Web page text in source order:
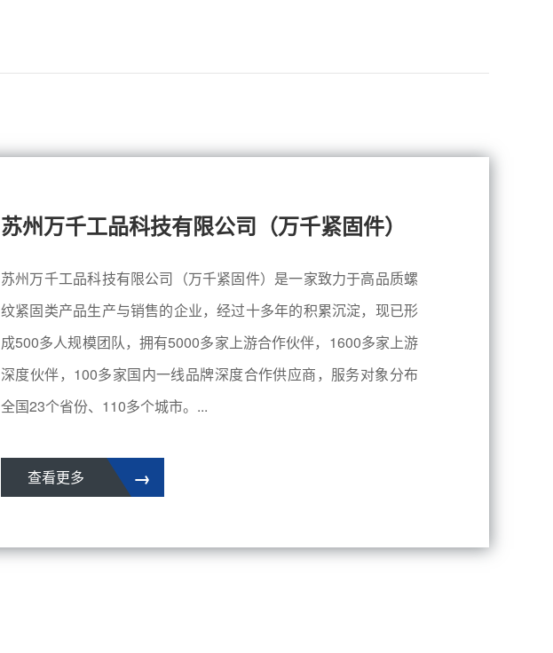
苏州万千工品科技有限公司（万千紧固件）
苏州万千工品科技有限公司（万千紧固件）是一家致力于高品质螺
纹紧固类产品生产与销售的企业，经过十多年的积累沉淀，现已形
成500多人规模团队，拥有5000多家上游合作伙伴，1600多家上游
深度伙伴，100多家国内一线品牌深度合作供应商，服务对象分布
全国23个省份、110多个城市。...
→
查看更多